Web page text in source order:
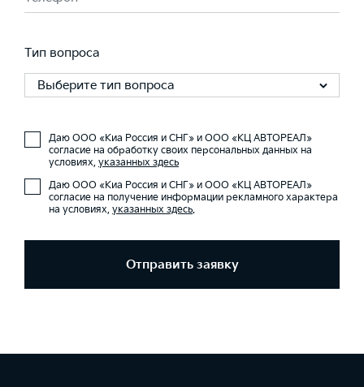
Тип вопроса
Выберите тип вопроса
Даю ООО «Киа Россия и СНГ» и ООО «КЦ АВТОРЕАЛ»
согласие на обработку своих персональных данных на
условиях, указанных здесь
Даю ООО «Киа Россия и СНГ» и ООО «КЦ АВТОРЕАЛ»
согласие на получение информации рекламного характера
на условиях, указанных здесь.
Отправить заявку